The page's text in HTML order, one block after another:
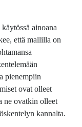
ainoana
että mallilla on
pienempiin
ovat olleet
ne ovatkin olleet
kannalta.